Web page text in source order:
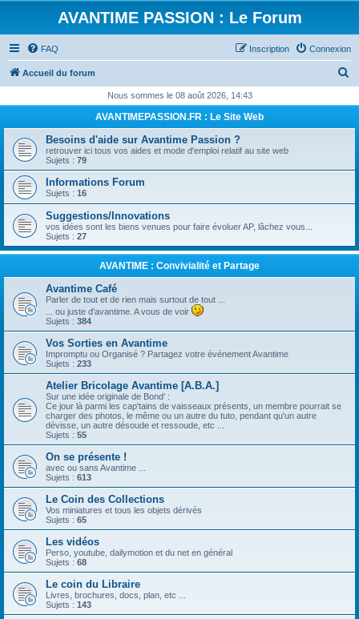
AVANTIME PASSION : Le Forum
FAQ Connexion
Inscription
Accueil du forum
h
r
h
r
Nous sommes le 08 août 2026, 14:43
AVANTIMEPASSION.FR : Le Site Web
Besoins d'aide sur Avantime Passion ?
retrouver ici tous vos aides et mode d'emploi relatif au site web
Sujets : 79
Informations Forum
Sujets : 16
Suggestions/Innovations
vos idées sont les biens venues pour faire évoluer AP, lâchez vous...
Sujets : 27
AVANTIME : Convivialité et Partage
Avantime Café
Parler de tout et de rien mais surtout de tout ...
... ou juste d'avantime. A vous de voir
Sujets : 384
Vos Sorties en Avantime
Impromptu ou Organisé ? Partagez votre événement Avantime
Sujets : 233
Atelier Bricolage Avantime [A.B.A.]
Sur une idée originale de Bond' :
Ce jour là parmi les cap'tains de vaisseaux présents, un membre pourrait se
charger des photos, le même ou un autre du tuto, pendant qu'un autre
dévisse, un autre désoude et ressoude, etc ...
Sujets : 55
On se présente !
avec ou sans Avantime ...
Sujets : 613
Le Coin des Collections
Vos miniatures et tous les objets dérivés
Sujets : 65
Les vidéos
Perso, youtube, dailymotion et du net en général
Sujets : 68
Le coin du Libraire
Livres, brochures, docs, plan, etc ...
Sujets : 143